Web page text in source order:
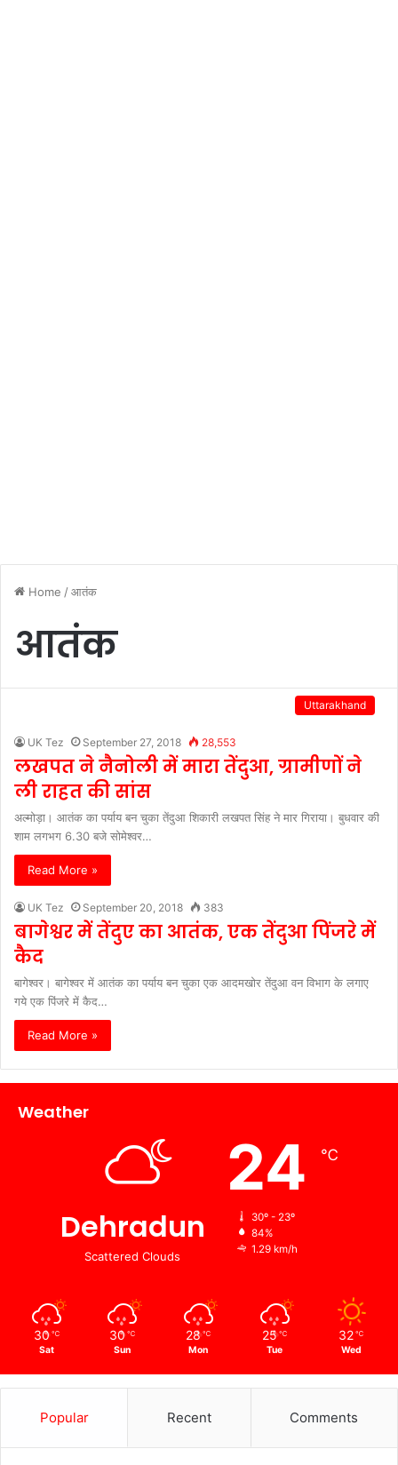
Home /आतंक
आतंक
Uttarakhand
UK Tez September 27, 2018 28,553
लखपत ने नैनोली में मारा तेंदुआ, ग्रामीणों ने
ली राहत की सांस
अल्मोड़ा। आतंक का पर्याय बन चुका तेंदुआ शिकारी लखपत सिंह ने मार गिराया। बुधवार की
शाम लगभग 6.30 बजे सोमेश्वर…
Read More »
UK Tez September 20, 2018 383
बागेश्वर में तेंदुए का आतंक, एक तेंदुआ पिंजरे में
कैद
बागेश्वर। बागेश्वर में आतंक का पर्याय बन चुका एक आदमखोर तेंदुआ वन विभाग के लगाए
गये एक पिंजरे में कैद…
Read More »
Weather
Dehradun
Scattered Clouds
24 ℃
30º - 23º
84%
1.29 km/h
30 ℃
Sat
30 ℃
Sun
28 ℃
Mon
25 ℃
Tue
32 ℃
Wed
Popular Recent Comments